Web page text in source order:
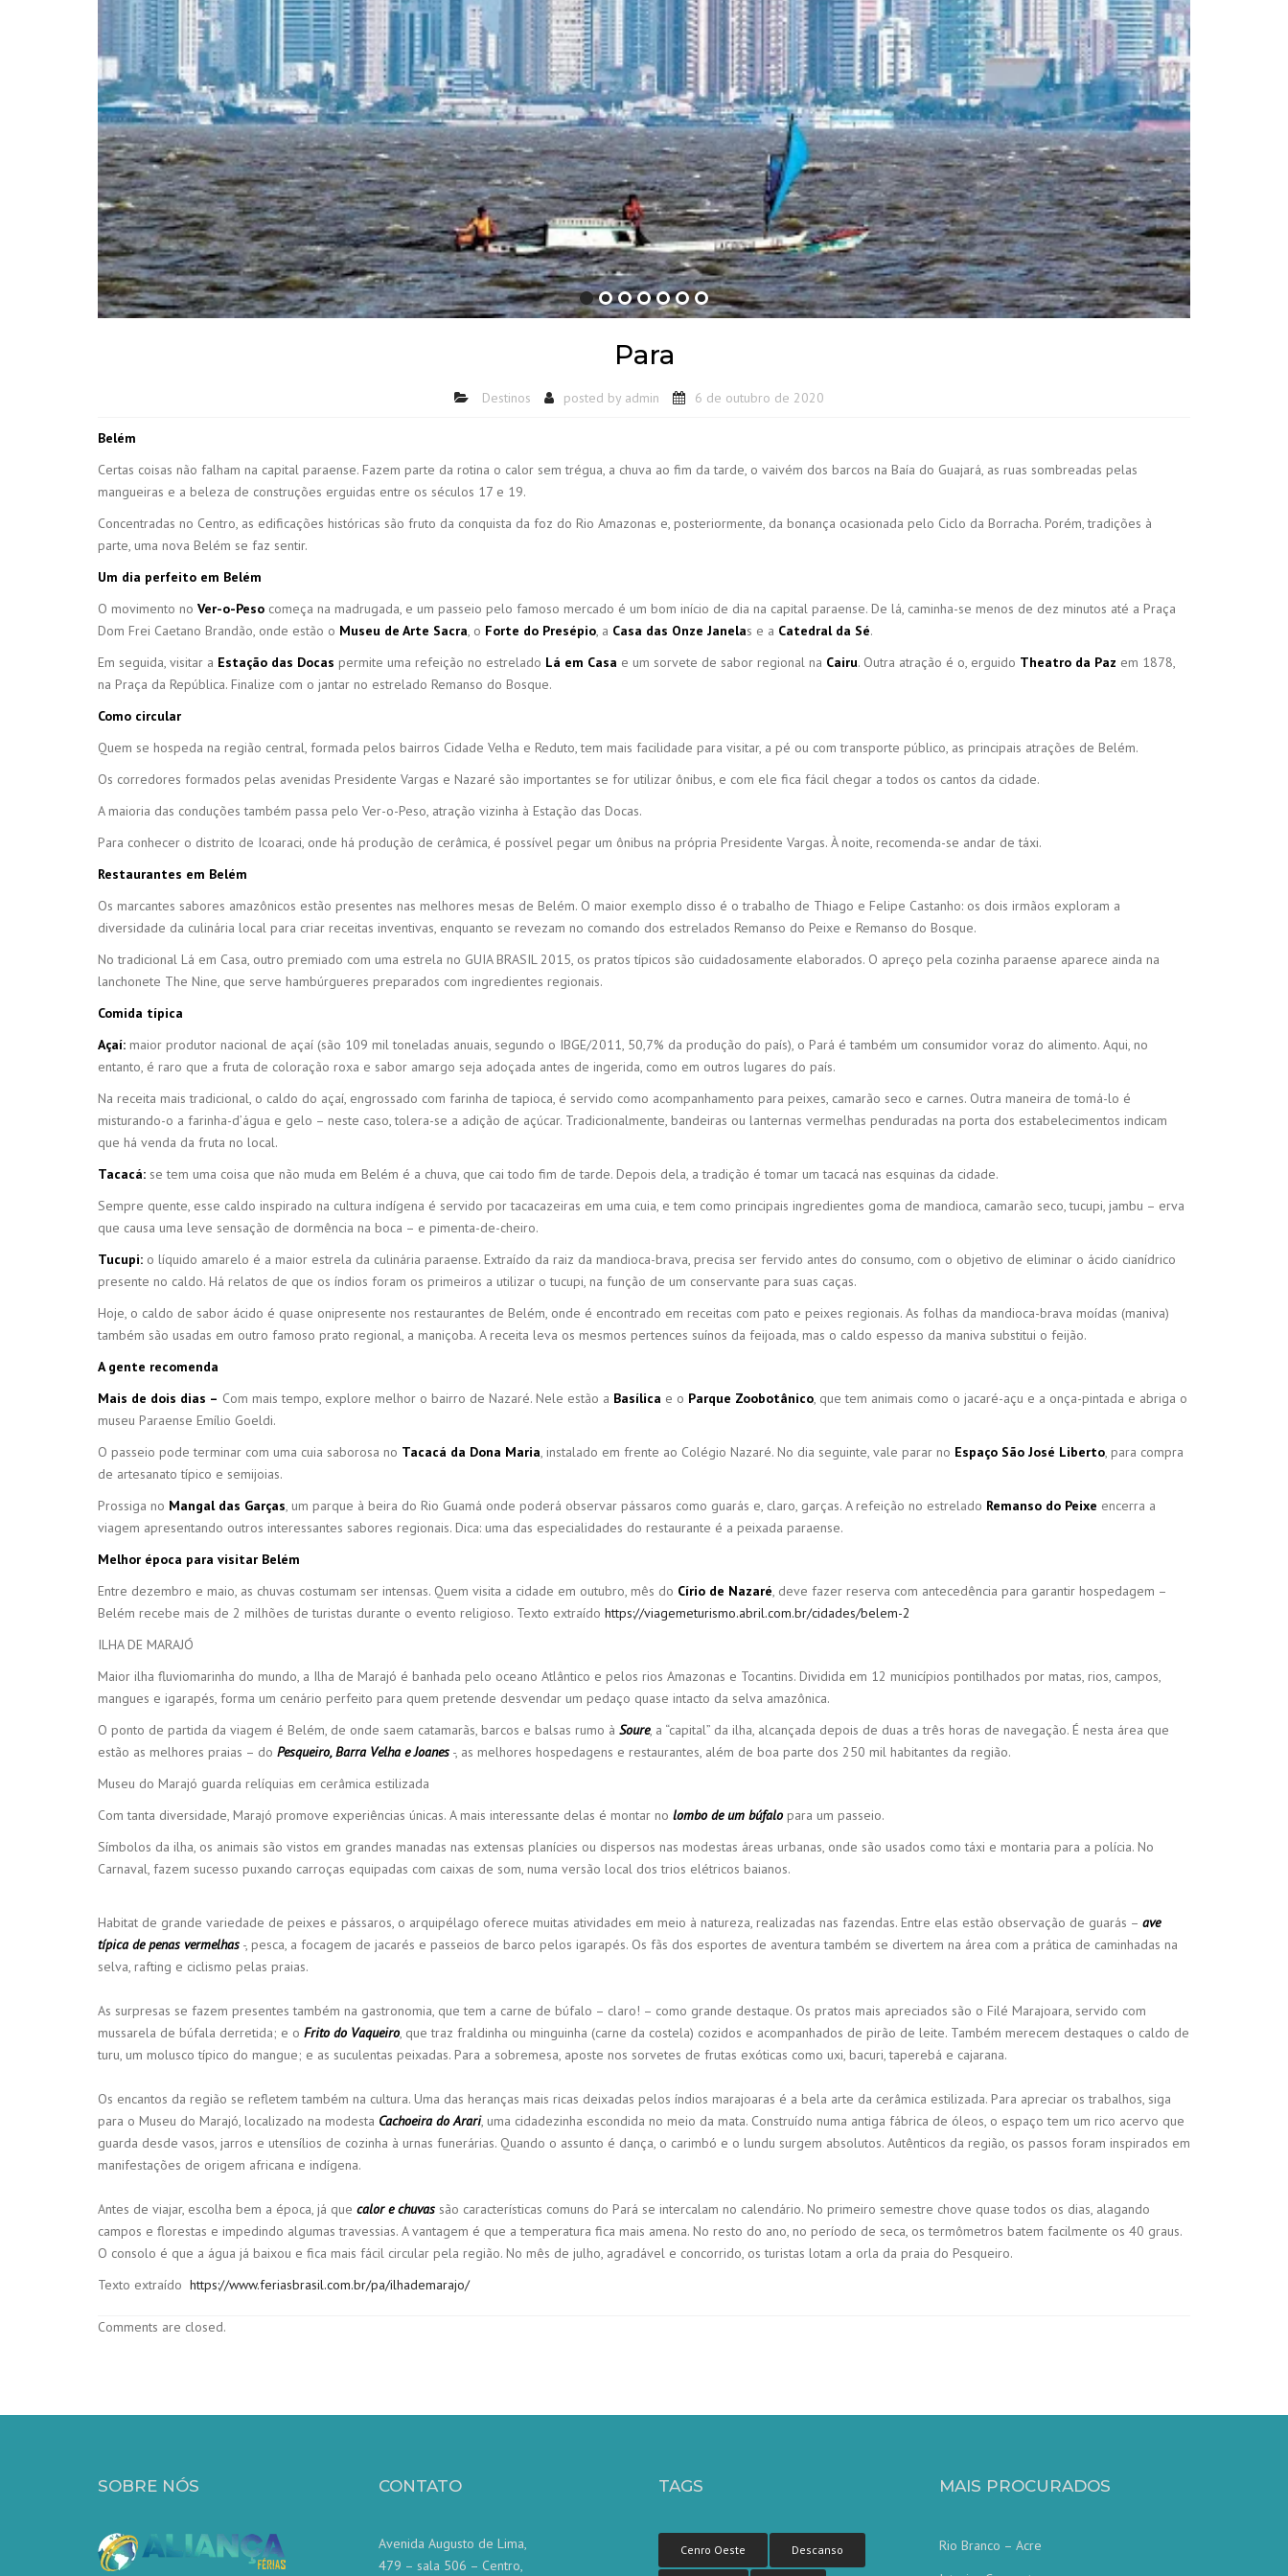
Para
Destinos posted by admin 6 de outubro de 2020
Belém
Certas coisas não falham na capital paraense. Fazem parte da rotina o calor sem trégua, a chuva ao fim da tarde, o vaivém dos barcos na Baía do Guajará, as ruas sombreadas pelas
mangueiras e a beleza de construções erguidas entre os séculos 17 e 19.
Concentradas no Centro, as edificações históricas são fruto da conquista da foz do Rio Amazonas e, posteriormente, da bonança ocasionada pelo Ciclo da Borracha. Porém, tradições à
parte, uma nova Belém se faz sentir.
Um dia perfeito em Belém
O movimento no Ver-o-Peso começa na madrugada, e um passeio pelo famoso mercado é um bom início de dia na capital paraense. De lá, caminha-se menos de dez minutos até a Praça
Dom Frei Caetano Brandão, onde estão o Museu de Arte Sacra , o Forte do Presépio , a Casa das Onze Janelas e a Catedral da Sé.
Em seguida, visitar a Estação das Docas permite uma refeição no estrelado Lá em Casa e um sorvete de sabor regional na Cairu. Outra atração é o, erguido Theatro da Paz em 1878,
na Praça da República. Finalize com o jantar no estrelado Remanso do Bosque.
Como circular
Quem se hospeda na região central, formada pelos bairros Cidade Velha e Reduto, tem mais facilidade para visitar, a pé ou com transporte público, as principais atrações de Belém.
Os corredores formados pelas avenidas Presidente Vargas e Nazaré são importantes se for utilizar ônibus, e com ele fica fácil chegar a todos os cantos da cidade.
A maioria das conduções também passa pelo Ver-o-Peso, atração vizinha à Estação das Docas.
Para conhecer o distrito de Icoaraci, onde há produção de cerâmica, é possível pegar um ônibus na própria Presidente Vargas. À noite, recomenda-se andar de táxi.
Restaurantes em Belém
Os marcantes sabores amazônicos estão presentes nas melhores mesas de Belém. O maior exemplo disso é o trabalho de Thiago e Felipe Castanho: os dois irmãos exploram a
diversidade da culinária local para criar receitas inventivas, enquanto se revezam no comando dos estrelados Remanso do Peixe e Remanso do Bosque.
No tradicional Lá em Casa, outro premiado com uma estrela no GUIA BRASIL 2015, os pratos típicos são cuidadosamente elaborados. O apreço pela cozinha paraense aparece ainda na
lanchonete The Nine, que serve hambúrgueres preparados com ingredientes regionais.
Comida típica
Açaí: maior produtor nacional de açaí (são 109 mil toneladas anuais, segundo o IBGE/2011, 50,7% da produção do país), o Pará é também um consumidor voraz do alimento. Aqui, no
entanto, é raro que a fruta de coloração roxa e sabor amargo seja adoçada antes de ingerida, como em outros lugares do país.
Na receita mais tradicional, o caldo do açaí, engrossado com farinha de tapioca, é servido como acompanhamento para peixes, camarão seco e carnes. Outra maneira de tomá-lo é
misturando-o a farinha-d’água e gelo – neste caso, tolera-se a adição de açúcar. Tradicionalmente, bandeiras ou lanternas vermelhas penduradas na porta dos estabelecimentos indicam
que há venda da fruta no local.
Tacacá: se tem uma coisa que não muda em Belém é a chuva, que cai todo fim de tarde. Depois dela, a tradição é tomar um tacacá nas esquinas da cidade.
Sempre quente, esse caldo inspirado na cultura indígena é servido por tacacazeiras em uma cuia, e tem como principais ingredientes goma de mandioca, camarão seco, tucupi, jambu – erva
que causa uma leve sensação de dormência na boca – e pimenta-de-cheiro.
Tucupi: o líquido amarelo é a maior estrela da culinária paraense. Extraído da raiz da mandioca-brava, precisa ser fervido antes do consumo, com o objetivo de eliminar o ácido cianídrico
presente no caldo. Há relatos de que os índios foram os primeiros a utilizar o tucupi, na função de um conservante para suas caças.
Hoje, o caldo de sabor ácido é quase onipresente nos restaurantes de Belém, onde é encontrado em receitas com pato e peixes regionais. As folhas da mandioca-brava moídas (maniva)
também são usadas em outro famoso prato regional, a maniçoba. A receita leva os mesmos pertences suínos da feijoada, mas o caldo espesso da maniva substitui o feijão.
A gente recomenda
Mais de dois dias – Com mais tempo, explore melhor o bairro de Nazaré. Nele estão a Basílica e o Parque Zoobotânico , que tem animais como o jacaré-açu e a onça-pintada e abriga o
museu Paraense Emílio Goeldi.
O passeio pode terminar com uma cuia saborosa no Tacacá da Dona Maria , instalado em frente ao Colégio Nazaré. No dia seguinte, vale parar no Espaço São José Liberto , para compra
de artesanato típico e semijoias.
Prossiga no Mangal das Garças , um parque à beira do Rio Guamá onde poderá observar pássaros como guarás e, claro, garças. A refeição no estrelado Remanso do Peixe encerra a
viagem apresentando outros interessantes sabores regionais. Dica: uma das especialidades do restaurante é a peixada paraense.
Melhor época para visitar Belém
Entre dezembro e maio, as chuvas costumam ser intensas. Quem visita a cidade em outubro, mês do Círio de Nazaré , deve fazer reserva com antecedência para garantir hospedagem –
Belém recebe mais de 2 milhões de turistas durante o evento religioso. Texto extraído https://viagemeturismo.abril.com.br/cidades/belem-2
ILHA DE MARAJÓ
Maior ilha fluviomarinha do mundo, a Ilha de Marajó é banhada pelo oceano Atlântico e pelos rios Amazonas e Tocantins. Dividida em 12 municípios pontilhados por matas, rios, campos,
mangues e igarapés, forma um cenário perfeito para quem pretende desvendar um pedaço quase intacto da selva amazônica.
O ponto de partida da viagem é Belém, de onde saem catamarãs, barcos e balsas rumo à Soure, a “capital” da ilha, alcançada depois de duas a três horas de navegação. É nesta área que
estão as melhores praias – do Pesqueiro, Barra Velha e Joanes -, as melhores hospedagens e restaurantes, além de boa parte dos 250 mil habitantes da região.
Museu do Marajó guarda relíquias em cerâmica estilizada
Com tanta diversidade, Marajó promove experiências únicas. A mais interessante delas é montar no lombo de um búfalo para um passeio.
Símbolos da ilha, os animais são vistos em grandes manadas nas extensas planícies ou dispersos nas modestas áreas urbanas, onde são usados como táxi e montaria para a polícia. No
Carnaval, fazem sucesso puxando carroças equipadas com caixas de som, numa versão local dos trios elétricos baianos.
Habitat de grande variedade de peixes e pássaros, o arquipélago oferece muitas atividades em meio à natureza, realizadas nas fazendas. Entre elas estão observação de guarás – ave
típica de penas vermelhas -, pesca, a focagem de jacarés e passeios de barco pelos igarapés. Os fãs dos esportes de aventura também se divertem na área com a prática de caminhadas na
selva, rafting e ciclismo pelas praias.
As surpresas se fazem presentes também na gastronomia, que tem a carne de búfalo – claro! – como grande destaque. Os pratos mais apreciados são o Filé Marajoara, servido com
mussarela de búfala derretida; e o Frito do Vaqueiro , que traz fraldinha ou minguinha (carne da costela) cozidos e acompanhados de pirão de leite. Também merecem destaques o caldo de
turu, um molusco típico do mangue; e as suculentas peixadas. Para a sobremesa, aposte nos sorvetes de frutas exóticas como uxi, bacuri, taperebá e cajarana.
Os encantos da região se refletem também na cultura. Uma das heranças mais ricas deixadas pelos índios marajoaras é a bela arte da cerâmica estilizada. Para apreciar os trabalhos, siga
para o Museu do Marajó, localizado na modesta Cachoeira do Arari, uma cidadezinha escondida no meio da mata. Construído numa antiga fábrica de óleos, o espaço tem um rico acervo que
guarda desde vasos, jarros e utensílios de cozinha à urnas funerárias. Quando o assunto é dança, o carimbó e o lundu surgem absolutos. Autênticos da região, os passos foram inspirados em
manifestações de origem africana e indígena.
Antes de viajar, escolha bem a época, já que calor e chuvas são características comuns do Pará se intercalam no calendário. No primeiro semestre chove quase todos os dias, alagando
campos e florestas e impedindo algumas travessias. A vantagem é que a temperatura fica mais amena. No resto do ano, no período de seca, os termômetros batem facilmente os 40 graus.
O consolo é que a água já baixou e fica mais fácil circular pela região. No mês de julho, agradável e concorrido, os turistas lotam a orla da praia do Pesqueiro.
Texto extraído https://www.feriasbrasil.com.br/pa/ilhademarajo/
Comments are closed.
SOBRE NÓS CONTATO
Avenida Augusto de Lima,
479 – sala 506 – Centro,
TAGS
Cenro Oeste Descanso
MAIS PROCURADOS
Rio Branco – Acre